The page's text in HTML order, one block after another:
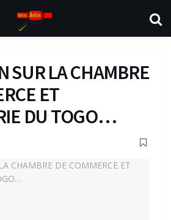
SUR LA CHAMBRE
ET
DU TOGO…